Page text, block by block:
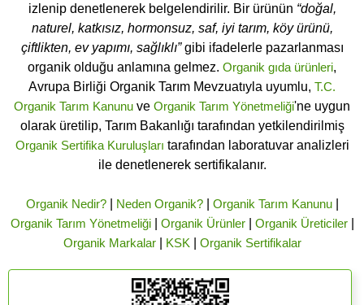
izlenip denetlenerek belgelendirilir. Bir ürünün “doğal,
naturel, katkısız, hormonsuz, saf, iyi tarım, köy ürünü,
çiftlikten, ev yapımı, sağlıklı”gibi ifadelerle pazarlanması
organik olduğu anlamına gelmez. Organik gıda ürünleri,
Avrupa Birliği Organik Tarım Mevzuatıyla uyumlu, T.C.
Organik Tarım Kanunu ve Organik Tarım Yönetmeliği'ne uygun
olarak üretilip, Tarım Bakanlığı tarafından yetkilendirilmiş
Organik Sertifika Kuruluşları tarafından laboratuvar analizleri
ile denetlenerek sertifikalanır.
Organik Nedir?| Neden Organik?| Organik Tarım Kanunu|
Organik Tarım Yönetmeliği| Organik Ürünler| Organik Üreticiler|
Organik Markalar| KSK Organik Sertifikalar